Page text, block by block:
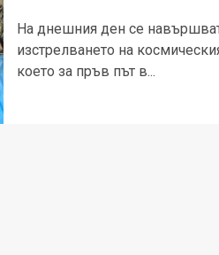
На днешния ден се
изстрелването на
което за пръв път в...